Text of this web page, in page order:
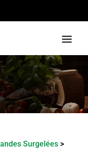
Surgelées >